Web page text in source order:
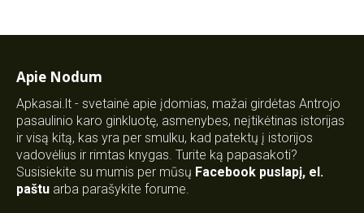
Apie Nodum
Apkasai.lt - svetainė apie įdomias, mažai girdėtas Antrojo
pasaulinio karo ginkluotę, asmenybes, neįtikėtinas istorijas
ir visą kitą, kas yra per smulku, kad patektų į istorijos
vadovėlius ir rimtas knygas. Turite ką papasakoti?
Susisiekite su mumis per mūsų Facebook puslapį, el.
paštu arba parašykite forume.